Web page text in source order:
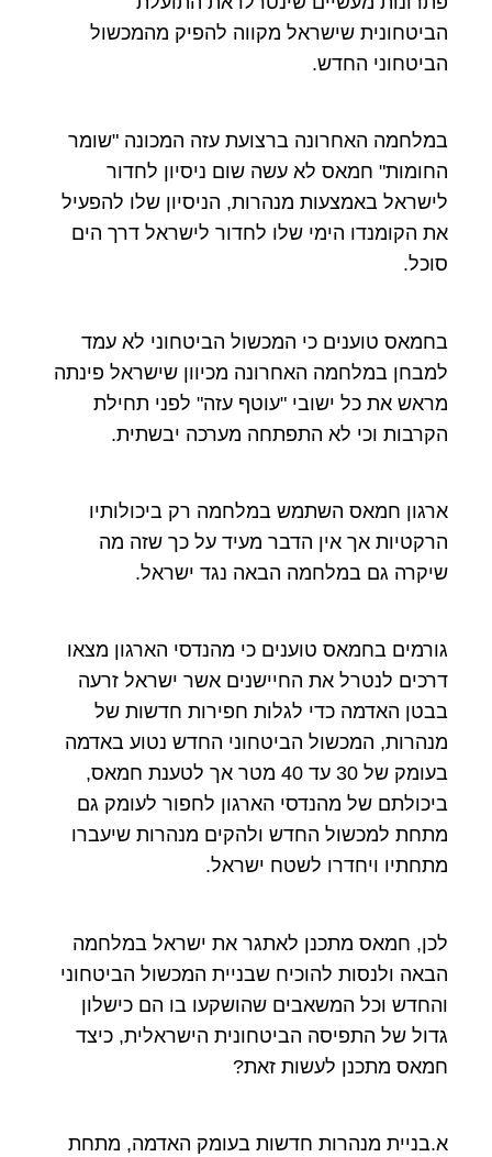
הביטחונית שישראל מקווה להפיק מהמכשול
הביטחוני החדש.
במלחמה האחרונה ברצועת עזה המכונה "שומר
החומות" חמאס לא עשה שום ניסיון לחדור
לישראל באמצעות מנהרות, הניסיון שלו להפעיל
את הקומנדו הימי שלו לחדור לישראל דרך הים
סוכל.
בחמאס טוענים כי המכשול הביטחוני לא עמד
למבחן במלחמה האחרונה מכיוון שישראל פינתה
מראש את כל ישובי "עוטף עזה" לפני תחילת
הקרבות וכי לא התפתחה מערכה יבשתית.
ארגון חמאס השתמש במלחמה רק ביכולותיו
הרקטיות אך אין הדבר מעיד על כך שזה מה
שיקרה גם במלחמה הבאה נגד ישראל.
גורמים בחמאס טוענים כי מהנדסי הארגון מצאו
דרכים לנטרל את החיישנים אשר ישראל זרעה
בבטן האדמה כדי לגלות חפירות חדשות של
מנהרות, המכשול הביטחוני החדש נטוע באדמה
בעומק של 30 עד 40 מטר אך לטענת חמאס,
ביכולתם של מהנדסי הארגון לחפור לעומק גם
מתחת למכשול החדש ולהקים מנהרות שיעברו
מתחתיו ויחדרו לשטח ישראל.
לכן, חמאס מתכנן לאתגר את ישראל במלחמה
הבאה ולנסות להוכיח שבניית המכשול הביטחוני
והחדש וכל המשאבים שהושקעו בו הם כישלון
גדול של התפיסה הביטחונית הישראלית, כיצד
חמאס מתכנן לעשות זאת?
א.בניית מנהרות חדשות בעומק האדמה, מתחת